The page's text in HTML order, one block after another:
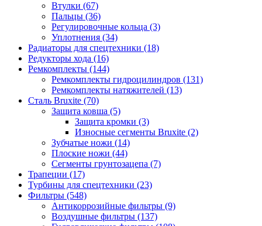
Втулки (67)
Пальцы (36)
Регулировочные кольца (3)
Уплотнения (34)
Радиаторы для спецтехники (18)
Редукторы хода (16)
Ремкомплекты (144)
Ремкомплекты гидроцилиндров (131)
Ремкомплекты натяжителей (13)
Сталь Bruxite (70)
Защита ковша (5)
Защита кромки (3)
Износные сегменты Bruxite (2)
Зубчатые ножи (14)
Плоские ножи (44)
Сегменты грунтозацепа (7)
Трапеции (17)
Турбины для спецтехники (23)
Фильтры (548)
Антикоррозийные фильтры (9)
Воздушные фильтры (137)